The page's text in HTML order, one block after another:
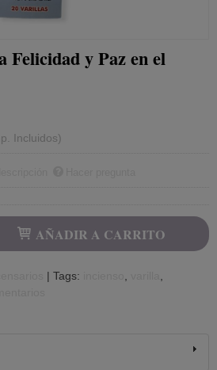
Felicidad y Paz en el
Incluidos)
AÑADIR A CARRITO
| Tags: